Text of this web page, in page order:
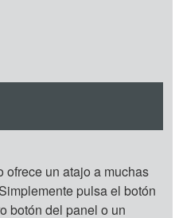
ofrece un atajo a muchas
pulsa el botón
botón del panel o un